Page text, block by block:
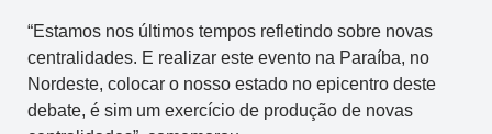
“Estamos nos últimos tempos refletindo sobre novas
centralidades. E realizar este evento na Paraíba, no
Nordeste, colocar o nosso estado no epicentro deste
debate, é sim um exercício de produção de novas